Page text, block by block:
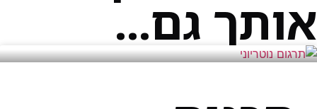
אותך גם...